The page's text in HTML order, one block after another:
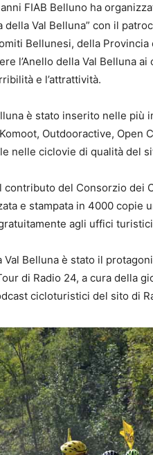
FIAB Belluno ha
della Val Belluna” con il
Bellunesi, della
l’Anello della Val Belluna
e l’attrattività.
è stato inserito nelle
Outdooractive, Open
nelle ciclovie di qualità del
contributo del Consorzio
e stampata in 4000 copie
agli uffici
Val Belluna è stato il
di Radio 24, a cura della
cicloturistici del sito di